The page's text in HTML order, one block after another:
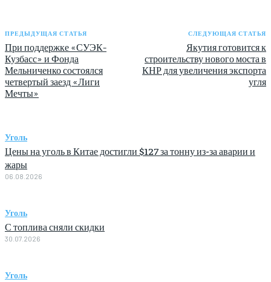
ПРЕДЫДУЩАЯ СТАТЬЯ
При поддержке «СУЭК-
Кузбасс» и Фонда
Мельниченко состоялся
четвертый заезд «Лиги
Мечты»
СЛЕДУЮЩАЯ СТАТЬЯ
Якутия готовится к
строительству нового моста в
КНР для увеличения экспорта
угля
Уголь
Цены на уголь в Китае достигли $127 за тонну из-за аварии и
жары
06.08.2026
Уголь
С топлива сняли скидки
30.07.2026
Уголь